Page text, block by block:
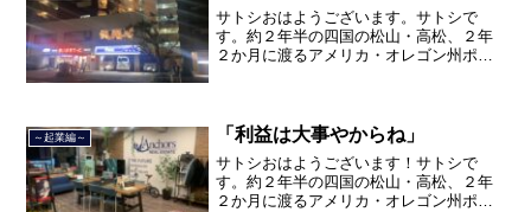
サトシおはようございます。サトシで
す。約２年半の四国の松山・高松、２年
２か月に渡るアメリカ・オレゴン州ポー
した。２０２１年３月９日よ...
～起業編～ 「利益は大事やからね」
サトシおはようございます！サトシで
す。約２年半の四国の松山・高松、２年
２か月に渡るアメリカ・オレゴン州ポー